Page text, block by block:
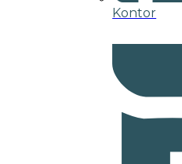
Kontor